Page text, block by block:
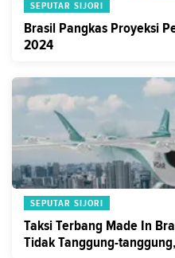
SEPUTAR SIJORI
Brasil Pangkas Proyeksi
2024
SEPUTAR SIJORI
Taksi Terbang Made In
Tidak Tanggung-